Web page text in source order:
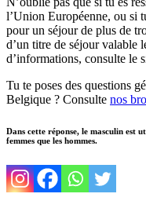
l’Union Européenne, ou si
pour un séjour de plus de
d’un titre de séjour valable
d’informations, consulte le
Tu te poses des questions
Belgique ? Consulte nos
Dans cette réponse, le masculin est
femmes que les hommes.